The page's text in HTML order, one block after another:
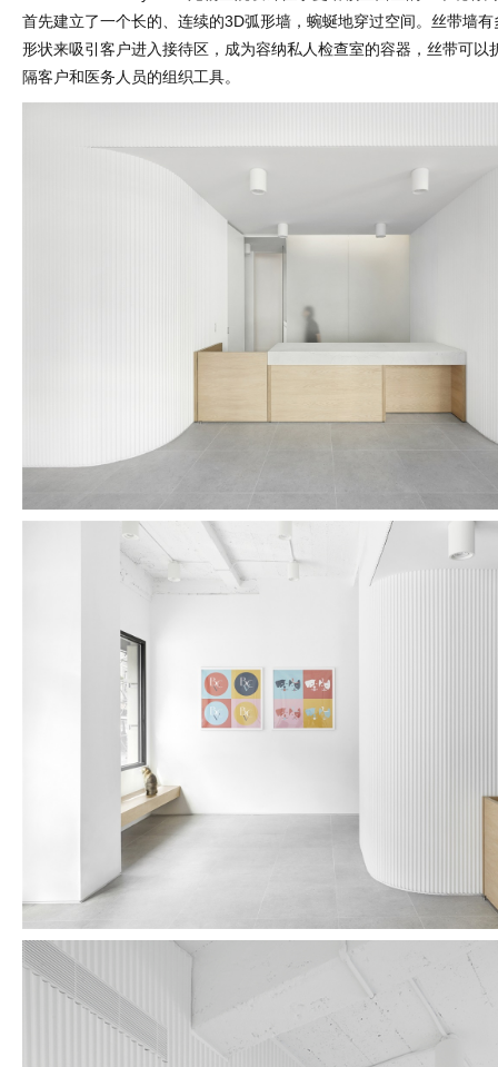
首先建立了一个长的、连续的3D弧形墙，蜿蜒地穿过空间。丝带墙
形状来吸引客户进入接待区，成为容纳私人检查室的容器，丝带可以
隔客户和医务人员的组织工具。